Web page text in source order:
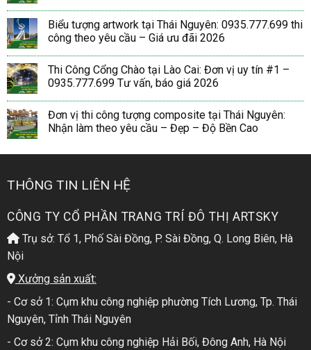
Biểu tượng artwork tại Thái Nguyên: 0935.777.699 thi
công theo yêu cầu – Giá ưu đãi 2026
Thi Công Cổng Chào tại Lào Cai: Đơn vị uy tín #1 –
0935.777.699 Tư vấn, báo giá 2026
Đơn vị thi công tượng composite tại Thái Nguyên:
Nhận làm theo yêu cầu – Đẹp – Độ Bền Cao
THÔNG TIN LIÊN HỆ
CÔNG TY CỔ PHẦN TRANG TRÍ ĐÔ THỊ ARTSKY
Trụ sở: Tổ 1, Phố Sài Đồng, P. Sài Đồng, Q. Long Biên, Hà
Nội
Xưởng sản xuất:
- Cơ sở 1: Cụm khu công nghiệp phường Tích Lương, Tp. Thái
Nguyên, Tỉnh Thái Nguyên
- Cơ sở 2: Cụm khu công nghiệp Hải Bối, Đông Anh, Hà Nội